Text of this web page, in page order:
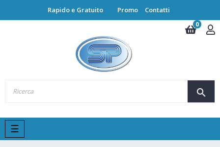
Rapido e Gratuito Promo Contatti
search
0
navigazione
Toggle
☰